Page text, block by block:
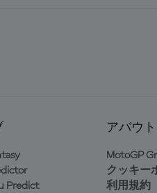
Predict
アバウト
MotoGP
クッキー
利用規約